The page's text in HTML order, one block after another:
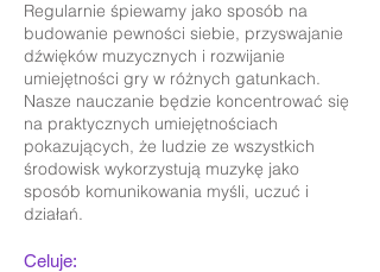
Regularnie śpiewamy jako sposób na
budowanie pewności siebie, przyswajanie
dźwięków muzycznych i rozwijanie
umiejętności gry w różnych gatunkach.
Nasze nauczanie będzie koncentrować się
na praktycznych umiejętnościach
pokazujących, że ludzie ze wszystkich
środowisk wykorzystują muzykę jako
sposób komunikowania myśli, uczuć i
działań.
Celuje: